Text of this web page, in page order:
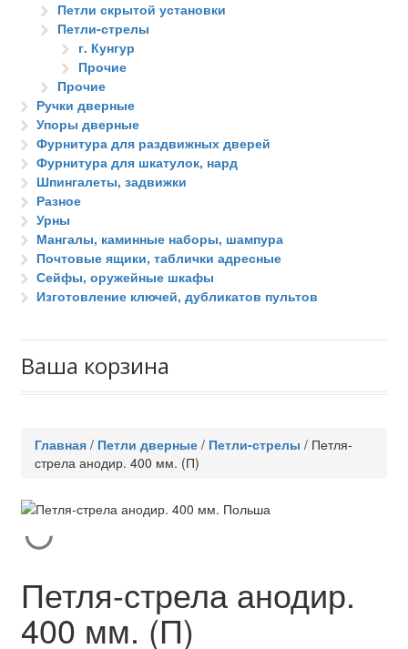
Петли скрытой установки
Петли-стрелы
г. Кунгур
Прочие
Прочие
Ручки дверные
Упоры дверные
Фурнитура для раздвижных дверей
Фурнитура для шкатулок, нард
Шпингалеты, задвижки
Разное
Урны
Мангалы, каминные наборы, шампура
Почтовые ящики, таблички адресные
Сейфы, оружейные шкафы
Изготовление ключей, дубликатов пультов
Ваша корзина
Главная / Петли дверные / Петли-стрелы / Петля-
стрела анодир. 400 мм. (П)
Петля-стрела анодир.
400 мм. (П)